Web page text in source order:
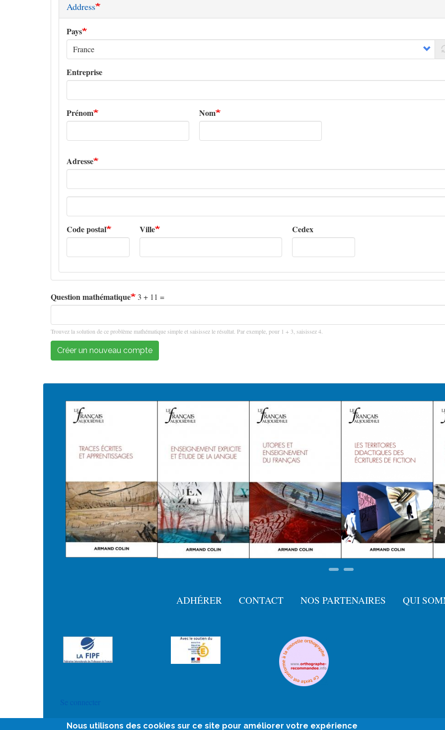
Address
Pays
Entreprise
Prénom Nom
Adresse
Adresse
Code postal Ville Cedex
Question mathématique 3 + 11 =
Trouvez la solution de ce problème mathématique simple et saisissez le résultat. Par exemple, pour 1 + 3, saisissez 4.
Créer un nouveau compte
page
ADHÉRER CONTACT NOS PARTENAIRES QUI
Se connecter
Nous utilisons des cookies sur ce site pour améliorer votre expérience